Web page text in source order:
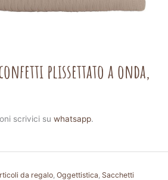
plissettato a onda,
scrivici su whatsapp.
da regalo Oggettistica Sacchetti